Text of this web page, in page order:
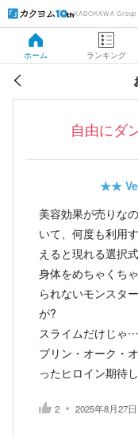
KADOKAWA Group
ホーム ランキング
自由にダ
★★
美容効果が売りな
いて、何度も利用
えると現れる選択
身体をめちゃくち
られないモンスタ
が?
スライムだけじゃ
ブリン・オーク・
ったヒロイン期待し
2 2025年8月27